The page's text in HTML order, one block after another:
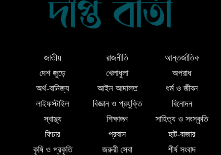
দক্ষিণ আইচায় কর্মজীবনের অবসানে সম্মাননা
লালমোহনে শহীদ নূরে আলমের ৪র্থ
মৃত্যুবার্ষিকী পালন, মোমবাতি প্রজ্জ্বলন ও
নীরবতা
ইন্দোনেশিয়ার বিশ্ববিদ্যালয়ে ফুল ফান্ডেড
স্কলারশিপ অর্জন করলেন লালমোহনের
সন্তান ফাহিম
জাতীয় রাজনীতি
আন্তর্জাতিক
দেশ জুড়ে
খেলাধুলা
অপরাধ
অর্থ-বানিজ্য
আইন আদালত
ধর্ম ও জীবন
লাইফস্টাইল
বিজ্ঞান ও প্রযুক্তি
বিনোদন
স্বাস্থ্য
শিক্ষাঙ্গন
সাহিত্য ও সংস্কৃতি
ফিচার
প্রবাস
হাট-বাজার
কৃষি ও প্রকৃতি
জরুরী সেবা
শীর্ষ সংবাদ